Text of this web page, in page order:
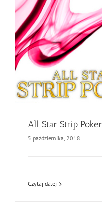
All Star Strip Poker
5 października, 2018
Czytaj dalej